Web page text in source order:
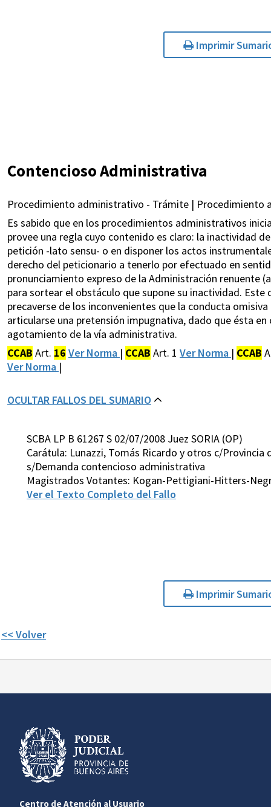
Imprimir
Contencioso Administrativa
Procedimiento administrativo - Trámite | Procedimiento
Es sabido que en los procedimientos administrativos
provee una regla cuyo contenido es claro: la inactividad
petición -lato sensu- o en disponer los actos
derecho del peticionario a tenerlo por efectuado en
pronunciamiento expreso de la Administración renuente
para sortear el obstáculo que supone su inactividad.
precaverse de los inconvenientes que la conducta
articularse una pretensión impugnativa, dado que ésta
agotamiento de la vía administrativa.
CCAB Art. 16 Ver Norma | CCAB Art. 1 Ver Norma | CCAB
Ver Norma |
OCULTAR FALLOS DEL SUMARIO
SCBA LP B 61267 S 02/07/2008 Juez SORIA (OP)
Carátula: Lunazzi, Tomás Ricardo y otros c/Provincia
s/Demanda contencioso administrativa
Magistrados Votantes: Kogan-Pettigiani-Hitters-
Ver el Texto Completo del Fallo
Imprimir
<< Volver
Centro de Atención al Usuario